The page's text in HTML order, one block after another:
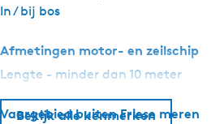
In / bij bos
Afmetingen motor- en zeilschip
Lengte - minder dan 10 meter
Vaargebied buiten Friese meren
Bekijk alle kenmerken